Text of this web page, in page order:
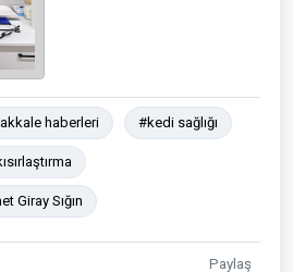
haberleri #kedi sağlığı
Giray Sığın
Paylaş